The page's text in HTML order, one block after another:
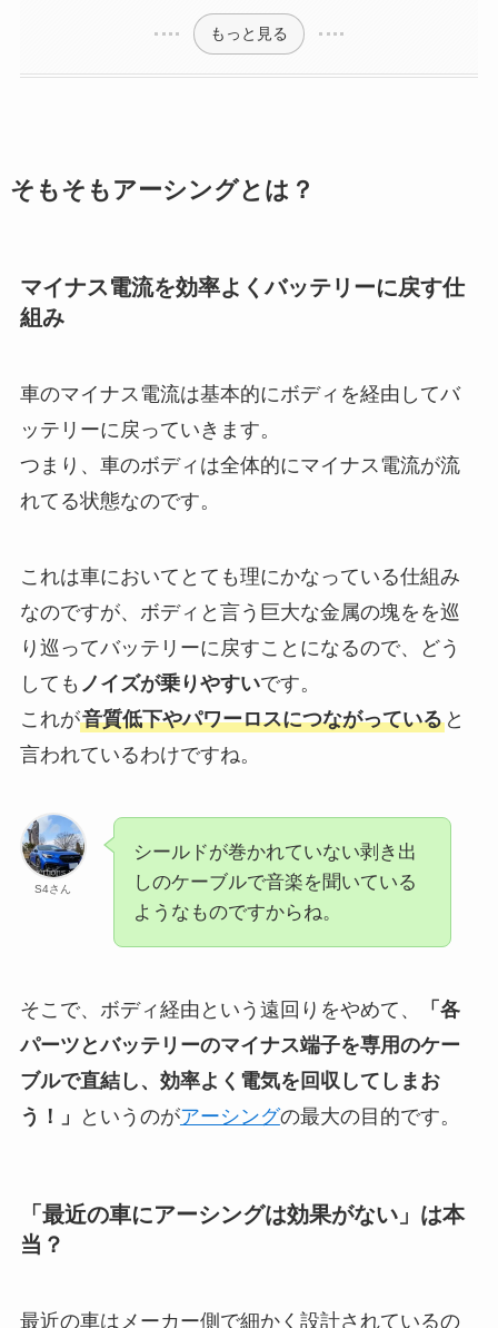
もっと見る
そもそもアーシングとは？
マイナス電流を効率よくバッテリーに戻す仕
組み
車のマイナス電流は基本的にボディを経由してバ
ッテリーに戻っていきます。
つまり、車のボディは全体的にマイナス電流が流
れてる状態なのです。
これは車においてとても理にかなっている仕組み
なのですが、ボディと言う巨大な金属の塊をを巡
り巡ってバッテリーに戻すことになるので、どう
しても ノイズが乗りやすいです。
これが音質低下やパワーロスにつながっていると
言われているわけですね。
S4さん
シールドが巻かれていない剥き出
しのケーブルで音楽を聞いている
ようなものですからね。
そこで、ボディ経由という遠回りをやめて、
「各
パーツとバッテリーのマイナス端子を専用のケー
ブルで直結し、効率よく電気を回収してしまお
う！」
というのがアーシングの最大の目的です。
「最近の車にアーシングは効果がない」は本
当？
最近の車はメーカー側で細かく設計されているの